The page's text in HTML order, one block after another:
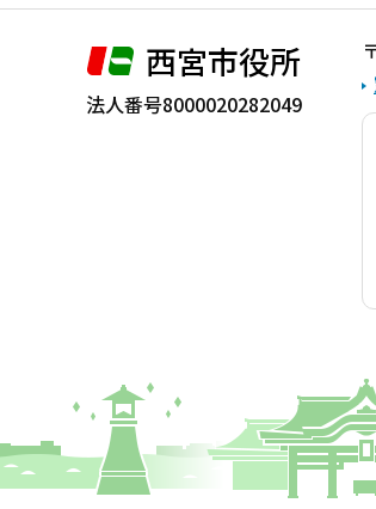
で
西宮市役所
法人番号8000020282049